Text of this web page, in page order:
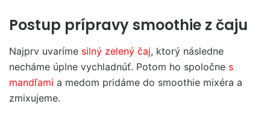
Postup prípravy smoothie z čaju
Najprv uvaríme silný zelený čaj, ktorý následne
necháme úplne vychladnúť. Potom ho spoločne s
mandľami a medom pridáme do smoothie mixéra a
zmixujeme.